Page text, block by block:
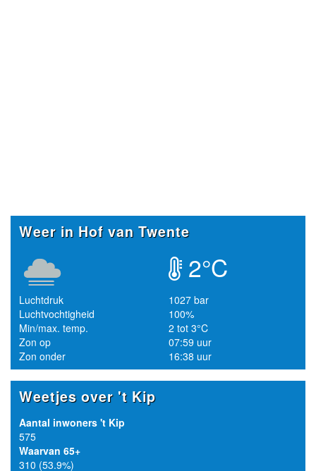
Weer in Hof van Twente
2°C
Luchtdruk
1027 bar
Luchtvochtigheid
100%
Min/max. temp.
2 tot 3°C
Zon op
07:59 uur
Zon onder
16:38 uur
Weetjes over 't Kip
Aantal inwoners 't Kip
575
Waarvan 65+
310 (53.9%)